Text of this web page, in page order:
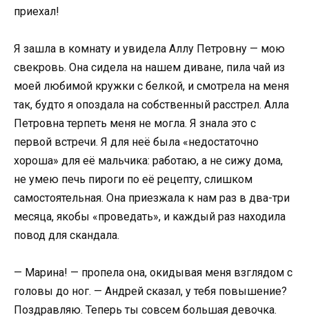
приехал!
Я зашла в комнату и увидела Аллу Петровну — мою
свекровь. Она сидела на нашем диване, пила чай из
моей любимой кружки с белкой, и смотрела на меня
так, будто я опоздала на собственный расстрел. Алла
Петровна терпеть меня не могла. Я знала это с
первой встречи. Я для неё была «недостаточно
хороша» для её мальчика: работаю, а не сижу дома,
не умею печь пироги по её рецепту, слишком
самостоятельная. Она приезжала к нам раз в два-три
месяца, якобы «проведать», и каждый раз находила
повод для скандала.
— Марина! — пропела она, окидывая меня взглядом с
головы до ног. — Андрей сказал, у тебя повышение?
Поздравляю. Теперь ты совсем большая девочка.